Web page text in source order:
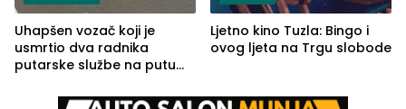
Uhapšen vozač koji je
usmrtio dva radnika
putarske službe na putu
(FOTO)
Ljetno kino Tuzla: Bingo i
ovog ljeta na Trgu slobode